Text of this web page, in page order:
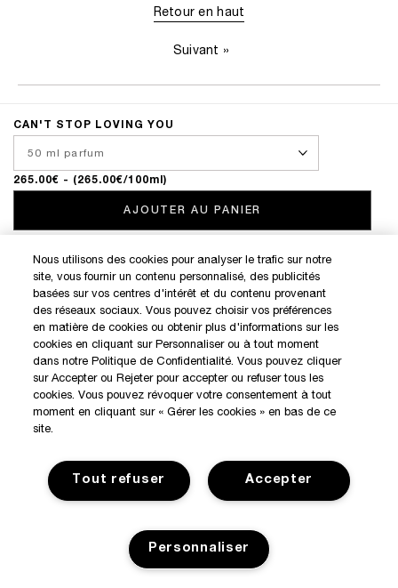
Retour en haut
Suivant »
CAN'T STOP LOVING YOU
265.00€ - (265.00€/100ml)
AJOUTER AU PANIER
DÉCOUVREZ NOS NOUVEAUTÉS ET OFFRES EXCLUSIVES
MON COMPTE
SERVICE CLIENT
Conditions générales de vente Politique de confidentialité
Consignes de tri
Nous utilisons des cookies pour analyser le trafic sur notre
site, vous fournir un contenu personnalisé, des publicités
basées sur vos centres d'intérêt et du contenu provenant
des réseaux sociaux. Vous pouvez choisir vos préférences
en matière de cookies ou obtenir plus d'informations sur les
cookies en cliquant sur Personnaliser ou à tout moment
dans notre Politique de Confidentialité. Vous pouvez cliquer
sur Accepter ou Rejeter pour accepter ou refuser tous les
cookies. Vous pouvez révoquer votre consentement à tout
moment en cliquant sur « Gérer les cookies » en bas de ce
site.
Accepter
Tout refuser
Personnaliser